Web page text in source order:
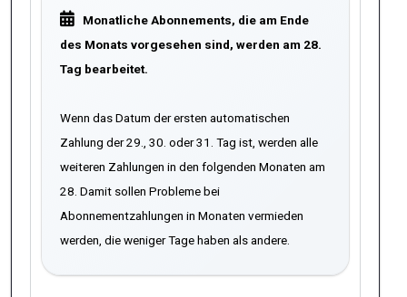
Monatliche Abonnements, die am Ende
des Monats vorgesehen sind, werden am 28.
Tag bearbeitet.
Wenn das Datum der ersten automatischen
Zahlung der 29., 30. oder 31. Tag ist, werden alle
weiteren Zahlungen in den folgenden Monaten am
28. Damit sollen Probleme bei
Abonnementzahlungen in Monaten vermieden
werden, die weniger Tage haben als andere.